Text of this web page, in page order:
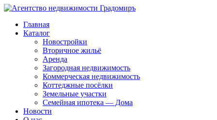
Главная
Каталог
Новостройки
Вторичное жильё
Аренда
Загородная недвижимость
Коммерческая недвижимость
Коттеджные посёлки
Земельные участки
Семейная ипотека — Дома
Новости